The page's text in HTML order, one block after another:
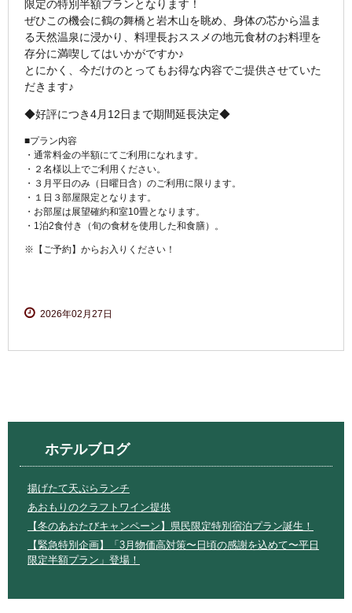
限定の特別半額プランとなります！
ぜひこの機会に鶴の舞橋と岩木山を眺め、身体の芯から温ま
る天然温泉に浸かり、料理長おススメの地元食材のお料理を
存分に満喫してはいかがですか♪
とにかく、今だけのとってもお得な内容でご提供させていた
だきます♪
◆好評につき4月12日まで期間延長決定◆
■プラン内容
・通常料金の半額にてご利用になれます。
・２名様以上でご利用ください。
・３月平日のみ（日曜日含）のご利用に限ります。
・１日３部屋限定となります。
・お部屋は展望確約和室10畳となります。
・1泊2食付き（旬の食材を使用した和食膳）。
※【ご予約】からお入りください！
2026年02月27日
ホテルブログ
揚げたて天ぷらランチ
あおもりのクラフトワイン提供
【冬のあおたびキャンペーン】県民限定特別宿泊プラン誕生！
【緊急特別企画】「3月物価高対策〜日頃の感謝を込めて〜平日
限定半額プラン」登場！